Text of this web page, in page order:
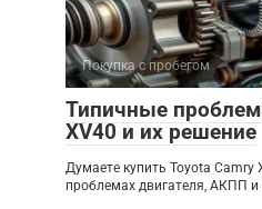
Покупка с пробегом
Типичные
XV40 и их решение
Думаете купить Toyota Camry
проблемах двигателя, АКПП и